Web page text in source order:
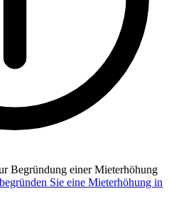
Begründung einer Mieterhöhung
Sie eine Mieterhöhung in